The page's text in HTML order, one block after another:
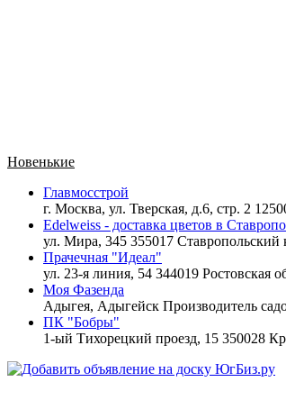
Новенькие
Главмосстрой
г. Москва, ул. Тверская, д.6, стр. 2
Edelweiss - доставка цветов в
ул. Мира, 345 355017 Ставропольский
Прачечная "Идеал"
ул. 23-я линия, 54 344019 Ростовская
Моя Фазенда
Адыгея, Адыгейск Производитель
ПК "Бобры"
1-ый Тихорецкий проезд, 15 350028